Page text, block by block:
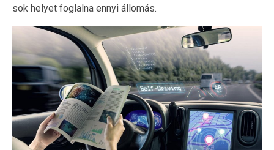
sok helyet foglalna ennyi állomás.